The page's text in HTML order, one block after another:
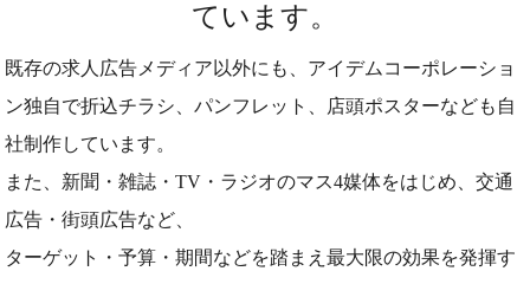
ています。
既存の求人広告メディア以外にも、アイデムコーポレーショ
ン独自で折込チラシ、パンフレット、店頭ポスターなども 自
社制作しています。
また、新聞・雑誌・TV・ラジオのマス4媒体をはじめ、交通
広告・街頭広告など、
ターゲット・予算・期間などを踏まえ最大限の効果を発揮す